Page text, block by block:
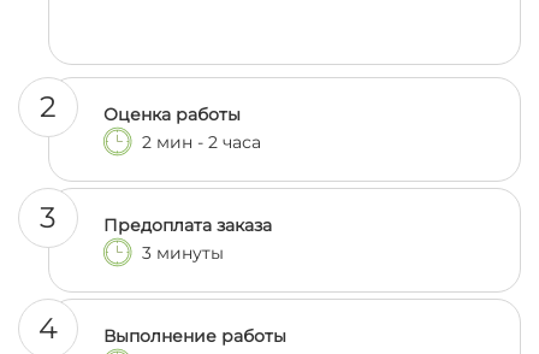
2
Оценка работы
2 мин - 2 часа
3
Предоплата заказа
3 минуты
4
Выполнение работы